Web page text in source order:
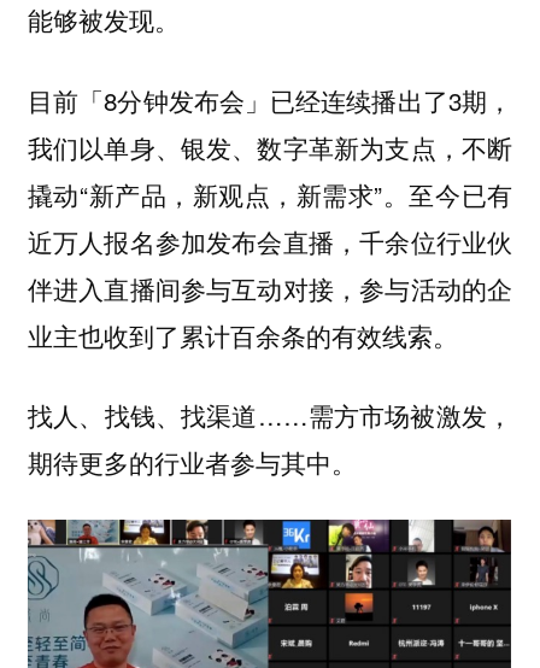
能够被发现。
目前「8分钟发布会」已经连续播出了3期，
我们以单身、银发、数字革新为支点，不断
撬动“新产品，新观点，新需求”。至今已有
近万人报名参加发布会直播，千余位行业伙
伴进入直播间参与互动对接，参与活动的企
业主也收到了累计百余条的有效线索。
找人、找钱、找渠道……需方市场被激发，
期待更多的行业者参与其中。